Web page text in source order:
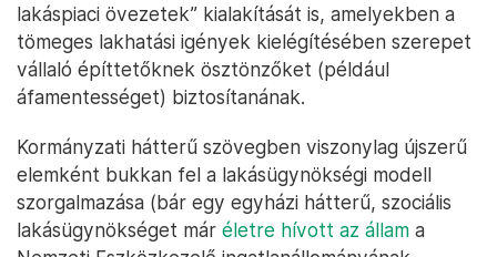
lakáspiaci övezetek” kialakítását is, amelyekben a
tömeges lakhatási igények kielégítésében szerepet
vállaló építtetőknek ösztönzőket (például
áfamentességet) biztosítanának.
Kormányzati hátterű szövegben viszonylag újszerű
elemként bukkan fel a lakásügynökségi modell
szorgalmazása (bár egy egyházi hátterű, szociális
lakásügynökséget már életre hívott az állam a